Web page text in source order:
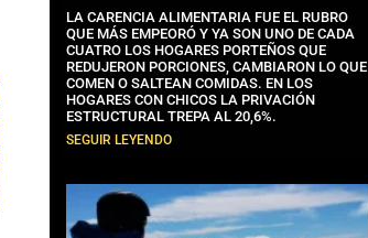
LA CARENCIA ALIMENTARIA FUE EL RUBRO
QUE MÁS EMPEORÓ Y YA SON UNO DE CADA
CUATRO LOS HOGARES PORTEÑOS QUE
REDUJERON PORCIONES, CAMBIARON LO QUE
COMEN O SALTEAN COMIDAS. EN LOS
HOGARES CON CHICOS LA PRIVACIÓN
ESTRUCTURAL TREPA AL 20,6%.
SEGUIR LEYENDO